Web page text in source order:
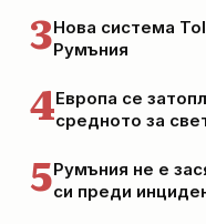
3Нова система
Румъния
4Европа се
средното за
5Румъния не е
си преди